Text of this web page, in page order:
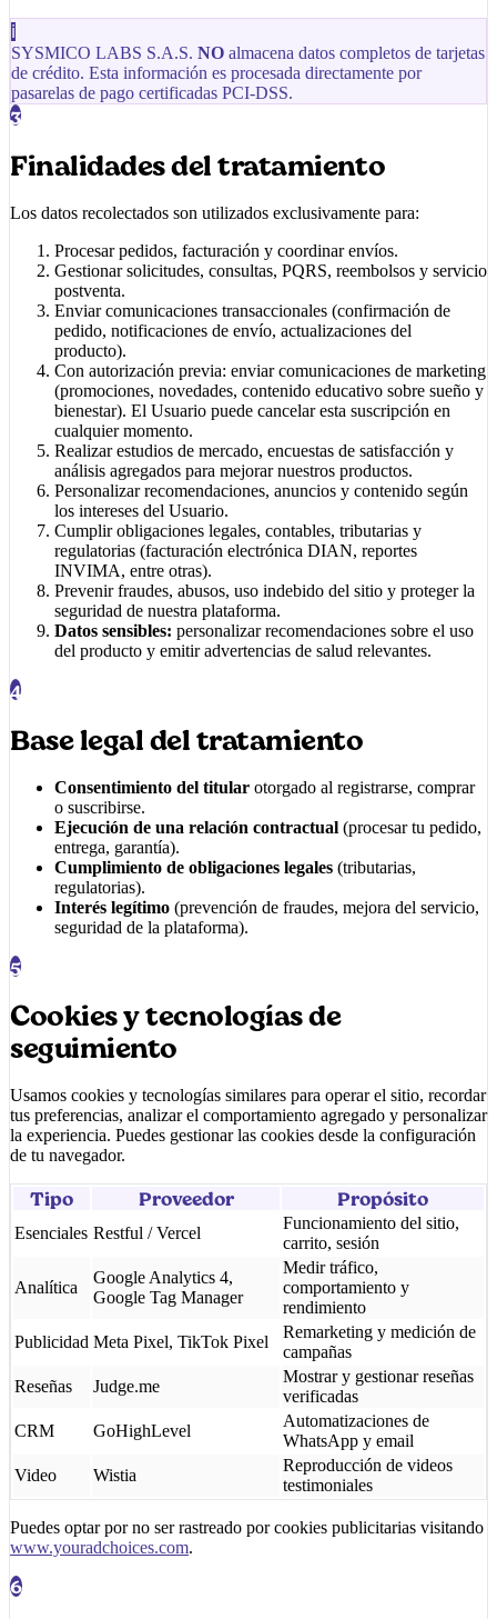
ℹ
SYSMICO LABS S.A.S. NO almacena datos completos de tarjetas
de crédito. Esta información es procesada directamente por
pasarelas de pago certificadas PCI-DSS.
3
Finalidades del tratamiento
Los datos recolectados son utilizados exclusivamente para:
Procesar pedidos, facturación y coordinar envíos.
Gestionar solicitudes, consultas, PQRS, reembolsos y servicio
postventa.
Enviar comunicaciones transaccionales (confirmación de
pedido, notificaciones de envío, actualizaciones del
producto).
Con autorización previa: enviar comunicaciones de marketing
(promociones, novedades, contenido educativo sobre sueño y
bienestar). El Usuario puede cancelar esta suscripción en
cualquier momento.
Realizar estudios de mercado, encuestas de satisfacción y
análisis agregados para mejorar nuestros productos.
Personalizar recomendaciones, anuncios y contenido según
los intereses del Usuario.
Cumplir obligaciones legales, contables, tributarias y
regulatorias (facturación electrónica DIAN, reportes
INVIMA, entre otras).
Prevenir fraudes, abusos, uso indebido del sitio y proteger la
seguridad de nuestra plataforma.
Datos sensibles: personalizar recomendaciones sobre el uso
del producto y emitir advertencias de salud relevantes.
4
Base legal del tratamiento
Consentimiento del titular otorgado al registrarse, comprar
o suscribirse.
Ejecución de una relación contractual (procesar tu pedido,
entrega, garantía).
Cumplimiento de obligaciones legales (tributarias,
regulatorias).
Interés legítimo (prevención de fraudes, mejora del servicio,
seguridad de la plataforma).
5
Cookies y tecnologías de
seguimiento
Usamos cookies y tecnologías similares para operar el sitio, recordar
tus preferencias, analizar el comportamiento agregado y personalizar
la experiencia. Puedes gestionar las cookies desde la configuración
de tu navegador.
Tipo Proveedor Propósito
Esenciales Restful / Vercel
Funcionamiento del sitio,
carrito, sesión
Analítica
Google Analytics 4,
Google Tag Manager
Medir tráfico,
comportamiento y
rendimiento
Publicidad Meta Pixel, TikTok Pixel
Remarketing y medición de
campañas
Reseñas
Judge.me
Mostrar y gestionar reseñas
verificadas
CRM
GoHighLevel
Automatizaciones de
WhatsApp y email
Video
Wistia
Reproducción de videos
testimoniales
Puedes optar por no ser rastreado por cookies publicitarias visitando
www.youradchoices.com.
6